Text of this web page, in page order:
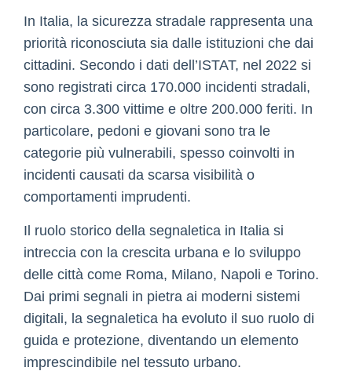
In Italia, la sicurezza stradale rappresenta una
priorità riconosciuta sia dalle istituzioni che dai
cittadini. Secondo i dati dell’ISTAT, nel 2022 si
sono registrati circa 170.000 incidenti stradali,
con circa 3.300 vittime e oltre 200.000 feriti. In
particolare, pedoni e giovani sono tra le
categorie più vulnerabili, spesso coinvolti in
incidenti causati da scarsa visibilità o
comportamenti imprudenti.
Il ruolo storico della segnaletica in Italia si
intreccia con la crescita urbana e lo sviluppo
delle città come Roma, Milano, Napoli e Torino.
Dai primi segnali in pietra ai moderni sistemi
digitali, la segnaletica ha evoluto il suo ruolo di
guida e protezione, diventando un elemento
imprescindibile nel tessuto urbano.